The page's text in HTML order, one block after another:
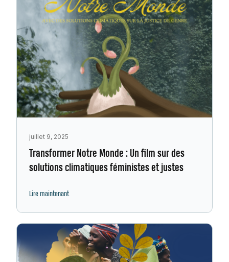
juillet 9, 2025
Transformer Notre Monde : Un film sur des
solutions climatiques féministes et justes
Lire maintenant